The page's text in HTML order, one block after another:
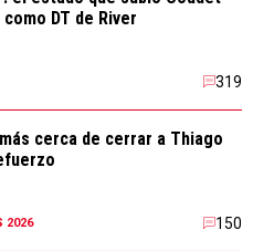
DT de River
319
cerca de cerrar a Thiago
2026 150